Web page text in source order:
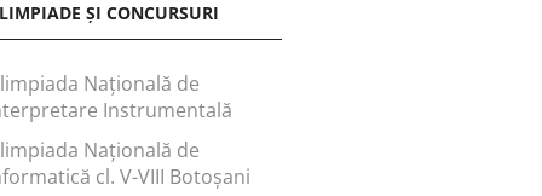
ȘI CONCURSURI
Națională de
Instrumentală
Națională de
cl. V-VIII Botoșani